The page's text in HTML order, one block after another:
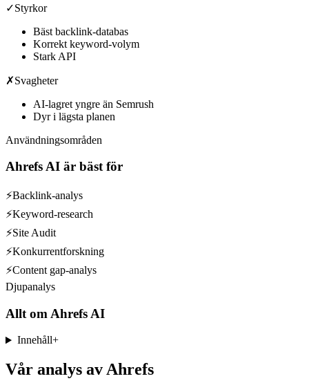
✓Styrkor
Bäst backlink-databas
Korrekt keyword-volym
Stark API
✗Svagheter
AI-lagret yngre än Semrush
Dyr i lägsta planen
Användningsområden
Ahrefs AI är bäst för
⚡Backlink-analys
⚡Keyword-research
⚡Site Audit
⚡Konkurrentforskning
⚡Content gap-analys
Djupanalys
Allt om Ahrefs AI
Innehåll+
Vår analys av Ahrefs